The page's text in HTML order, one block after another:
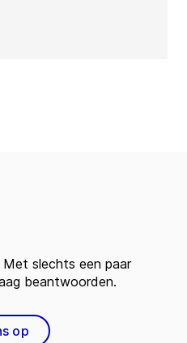
Met slechts een paar
beantwoorden.
op